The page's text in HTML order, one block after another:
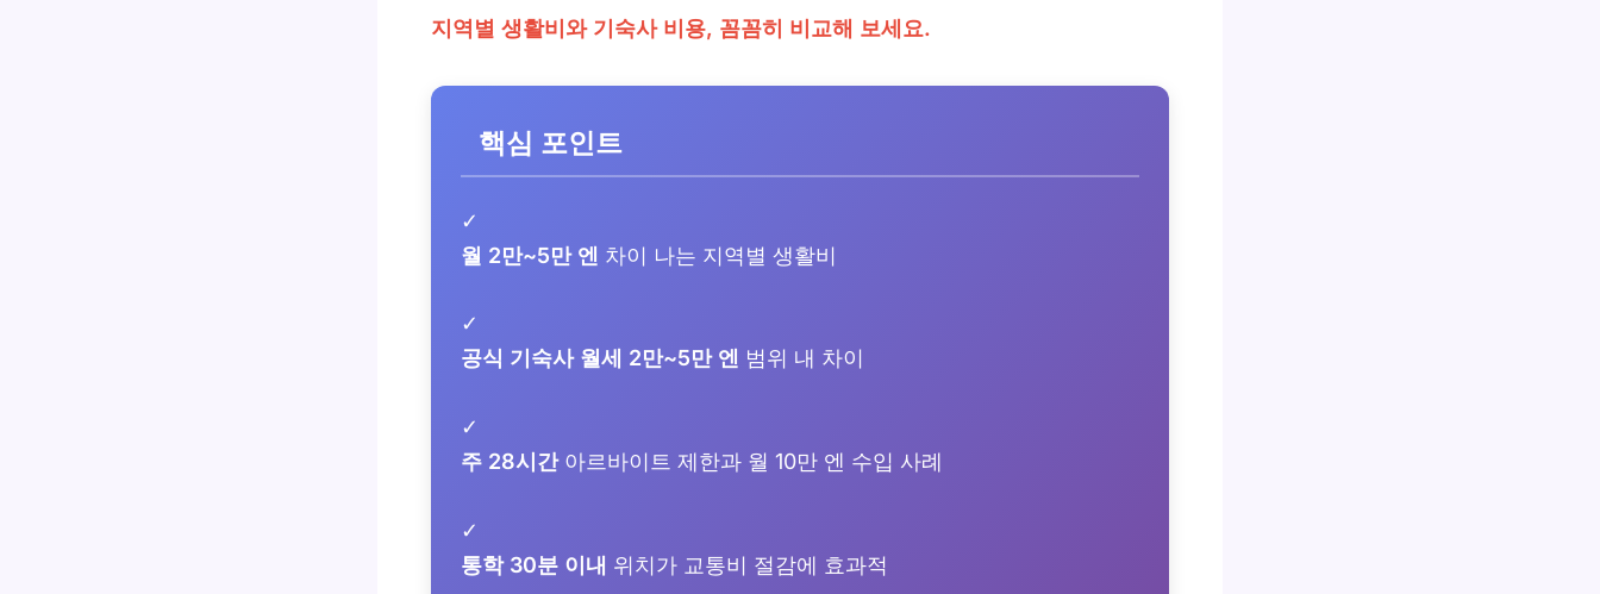
지역별 생활비와 기숙사 비용, 꼼꼼히 비교해 보세요.
핵심 포인트
✓
월 2만~5만 엔 차이 나는 지역별 생활비
✓
공식 기숙사 월세 2만~5만 엔 범위 내 차이
✓
주 28시간아르바이트 제한과 월 10만 엔 수입 사례
✓
통학 30분 이내 위치가 교통비 절감에 효과적